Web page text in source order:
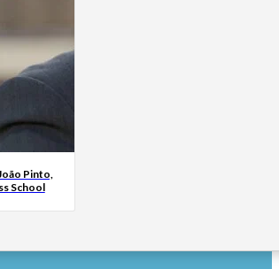
Pinto,
School